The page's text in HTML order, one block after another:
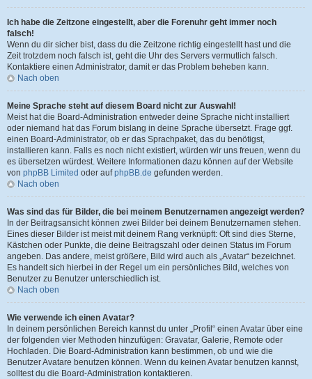
Ich habe die Zeitzone eingestellt, aber die Forenuhr geht immer noch
falsch!
Wenn du dir sicher bist, dass du die Zeitzone richtig eingestellt hast und die
Zeit trotzdem noch falsch ist, geht die Uhr des Servers vermutlich falsch.
Kontaktiere einen Administrator, damit er das Problem beheben kann.
Nach oben
Meine Sprache steht auf diesem Board nicht zur Auswahl!
Meist hat die Board-Administration entweder deine Sprache nicht installiert
oder niemand hat das Forum bislang in deine Sprache übersetzt. Frage ggf.
einen Board-Administrator, ob er das Sprachpaket, das du benötigst,
installieren kann. Falls es noch nicht existiert, würden wir uns freuen, wenn du
es übersetzen würdest. Weitere Informationen dazu können auf der Website
von phpBB Limited oder aufphpBB.de gefunden werden.
Nach oben
Was sind das für Bilder, die bei meinem Benutzernamen angezeigt werden?
In der Beitragsansicht können zwei Bilder bei deinem Benutzernamen stehen.
Eines dieser Bilder ist meist mit deinem Rang verknüpft: Oft sind dies Sterne,
Kästchen oder Punkte, die deine Beitragszahl oder deinen Status im Forum
angeben. Das andere, meist größere, Bild wird auch als „Avatar“ bezeichnet.
Es handelt sich hierbei in der Regel um ein persönliches Bild, welches von
Benutzer zu Benutzer unterschiedlich ist.
Nach oben
Wie verwende ich einen Avatar?
In deinem persönlichen Bereich kannst du unter „Profil“ einen Avatar über eine
der folgenden vier Methoden hinzufügen: Gravatar, Galerie, Remote oder
Hochladen. Die Board-Administration kann bestimmen, ob und wie die
Benutzer Avatare benutzen können. Wenn du keinen Avatar benutzen kannst,
solltest du die Board-Administration kontaktieren.